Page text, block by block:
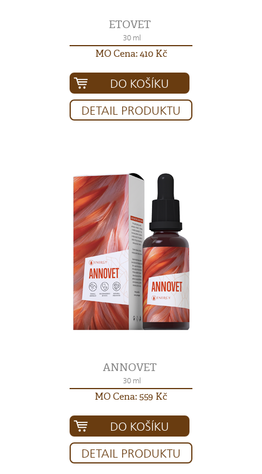
ETOVET
30 ml
MO Cena: 410 Kč
DO KOŠÍKU
DETAIL PRODUKTU
ANNOVET
30 ml
MO Cena: 559 Kč
DO KOŠÍKU
DETAIL PRODUKTU